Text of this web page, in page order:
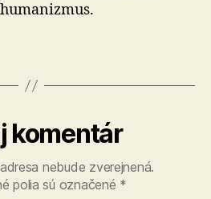
komentár
nebude zverejnená.
polia sú označené *